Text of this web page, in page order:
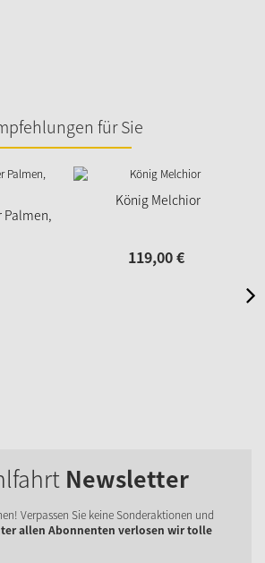
für Sie
Palmen,
König Melchior
119,00€
Newsletter
Verpassen Sie keine Sonderaktionen und
allen Abonnenten verlosen wir tolle